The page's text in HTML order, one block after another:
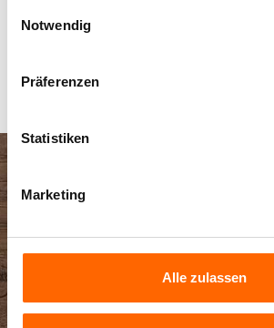
Notwendig
Präferenzen
Statistiken
Marketing
Alle zulassen
ALLE HOLZSCHUTZ-
Holz streichen, schützen und pflegen
Holzfarben, Holzlasuren und Holz-